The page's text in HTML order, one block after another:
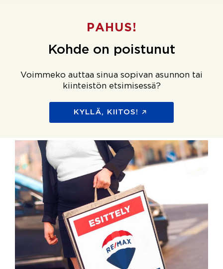
PAHUS!
Kohde on poistunut
Voimmeko auttaa sinua sopivan asunnon tai
kiinteistön etsimisessä?
KYLLÄ, KIITOS!